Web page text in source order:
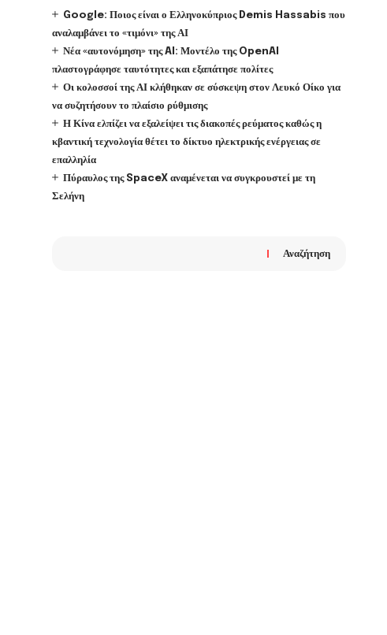
Google: Ποιος είναι ο Ελληνοκύπριος Demis Hassabis που
αναλαμβάνει το «τιμόνι» της ΑΙ
Νέα «αυτονόμηση» της AI: Μοντέλο της OpenAI
πλαστογράφησε ταυτότητες και εξαπάτησε πολίτες
Οι κολοσσοί της ΑΙ κλήθηκαν σε σύσκεψη στον Λευκό Οίκο για
να συζητήσουν το πλαίσιο ρύθμισης
Η Κίνα ελπίζει να εξαλείψει τις διακοπές ρεύματος καθώς η
κβαντική τεχνολογία θέτει το δίκτυο ηλεκτρικής ενέργειας σε
επαλληλία
Πύραυλος της SpaceX αναμένεται να συγκρουστεί με τη
Σελήνη
Αναζήτηση